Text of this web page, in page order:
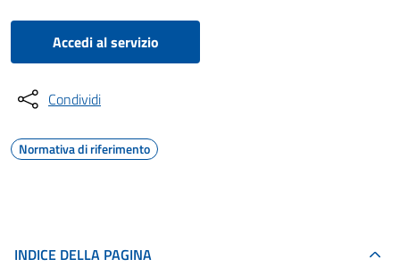
Accedi al servizio
Condividi
Normativa di riferimento
INDICE DELLA PAGINA